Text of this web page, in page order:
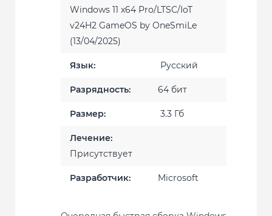
Windows 11 x64 Pro/LTSC/IoT
v24H2 GameOS by OneSmiLe
(13/04/2025)
Язык: Русский
Разрядность: 64 бит
Размер: 3.3 Гб
Лечение:
Присутствует
Разработчик: Microsoft